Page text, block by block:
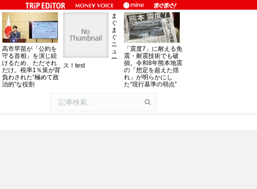
高市早苗が「公約を
守る首相」を演じ続
けるため、ただそれ
だけ。税率1％策が背
負わされた“極めて政
治的”な役割
ま
ぐ
ま
ぐ
ニ
ュ
ー
ス！test
「震度7」に耐える免
震・耐震技術でも破
損。令和8年熊本地震
の「想定を超えた揺
れ」が明らかにし
た“現行基準の弱点”